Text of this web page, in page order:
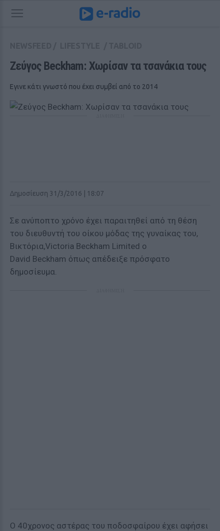
Ζεύγος Beckham: Χωρίσαν τα τσανάκια τους
Εγινε κάτι γνωστό που έχει συμβεί από το 2014
Δημοσίευση 31/3/2016 | 18:07
Σε ανύποπτο χρόνο έχει παραιτηθεί από τη θέση
του διευθυντή του οίκου μόδας της γυναίκας του,
Βικτόρια,Victoria Beckham Limited ο
David Beckham όπως απέδειξε πρόσφατο
δημοσίευμα.
Ο 40χρονος αστέρας του ποδοσφαίρου έχει αφήσει